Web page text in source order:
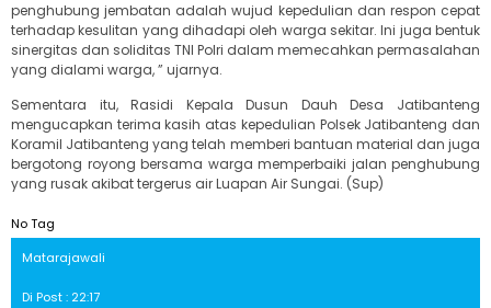
penghubung jembatan adalah wujud kepedulian dan respon cepat
terhadap kesulitan yang dihadapi oleh warga sekitar. Ini juga bentuk
sinergitas dan soliditas TNI Polri dalam memecahkan permasalahan
yang dialami warga, ” ujarnya.
Sementara itu, Rasidi Kepala Dusun Dauh Desa Jatibanteng
mengucapkan terima kasih atas kepedulian Polsek Jatibanteng dan
Koramil Jatibanteng yang telah memberi bantuan material dan juga
bergotong royong bersama warga memperbaiki jalan penghubung
yang rusak akibat tergerus air Luapan Air Sungai. (Sup)
No Tag
Matarajawali
Di Post : 22:17